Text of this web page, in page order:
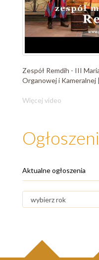
Zespół Remdih - III
Organowej i Kameralnej
Więcej video
Aktualne ogłoszenia